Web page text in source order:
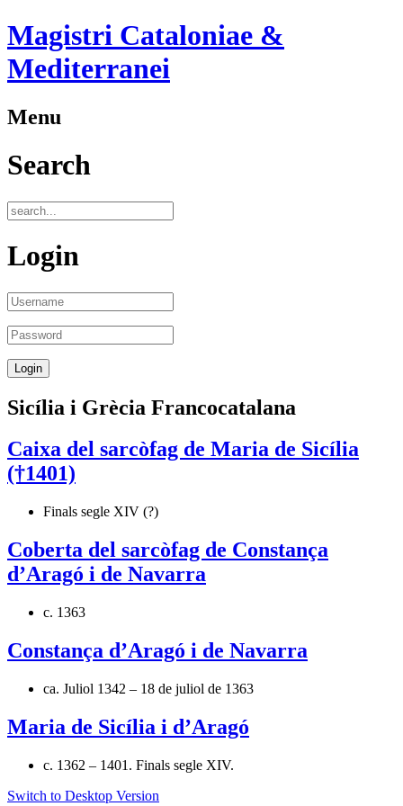
Magistri Cataloniae &
Mediterranei
Menu
Search
Login
Sicília i Grècia Francocatalana
Caixa del sarcòfag de Maria de Sicília
(†1401)
Finals segle XIV (?)
Coberta del sarcòfag de Constança
d’Aragó i de Navarra
c. 1363
Constança d’Aragó i de Navarra
ca. Juliol 1342 – 18 de juliol de 1363
Maria de Sicília i d’Aragó
c. 1362 – 1401. Finals segle XIV.
Switch to Desktop Version